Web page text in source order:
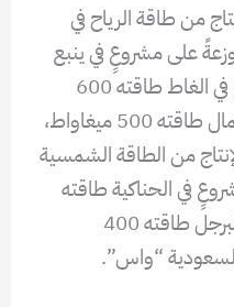
من طاقة الرياح في
موزعةً على مشروعٍ في ينبع
طاقته 700 ميغاواط، ومشروع في الغاط طاقته 600
ميغاواط، ومشروع في وعد الشمال طاقته 500 ميغاواط،
من الطاقة الشمسية
في الحناكية طاقته
1100 ميغاواط، ومشروع في طبرجل طاقته 400
السعودية “واس”.